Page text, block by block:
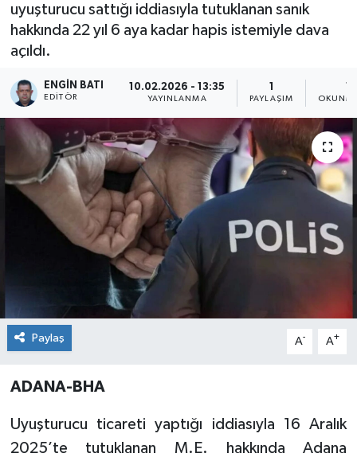
uyuşturucu sattığı iddiasıyla tutuklanan sanık
hakkında 22 yıl 6 aya kadar hapis istemiyle dava
açıldı.
ENGIN BATI
EDITÖR
10.02.2026 - 13:35
YAYINLANMA PAYLAŞIM
Paylaş A- A+
ADANA-BHA
Uyuşturucu ticareti yaptığı iddiasıyla 16 Aralık
2025’te tutuklanan M.E. hakkında Adana